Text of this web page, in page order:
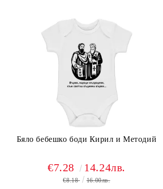
Бяло бебешко боди Кирил и Методий
€7.28 14.24лв.
€8.18 16.00лв.